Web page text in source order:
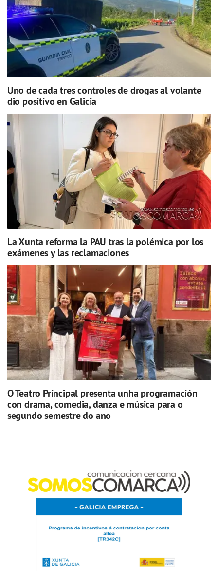
Uno de cada tres controles de drogas al volante
dio positivo en Galicia
La Xunta reforma la PAU tras la polémica por los
exámenes y las reclamaciones
O Teatro Principal presenta unha programación
con drama, comedia, danza e música para o
segundo semestre do ano